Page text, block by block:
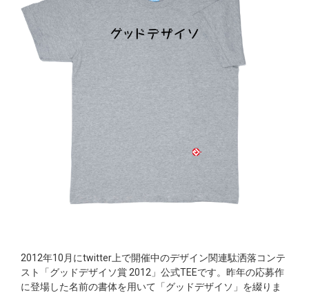
2012年10月にtwitter上で開催中のデザイン関連駄洒落コンテ
スト「グッドデザイソ賞 2012」公式TEEです。昨年の応募作
に登場した名前の書体を用いて「グッドデザイソ」を綴りま